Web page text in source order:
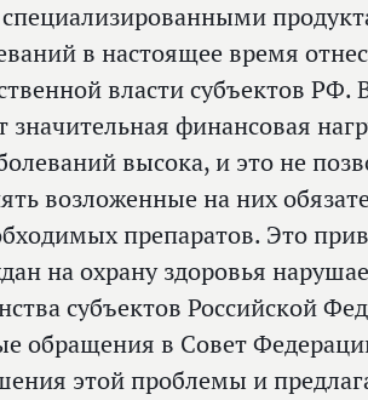
в настоящее время
власти субъектов РФ.
финансовая
высока, и это не
возложенные на них
препаратов. Это
на охрану здоровья
субъектов Российской
обращения в Совет
этой проблемы и